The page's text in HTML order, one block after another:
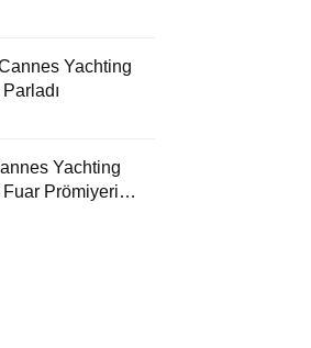
Yachting
Yachting
Fuar Prömiyerini